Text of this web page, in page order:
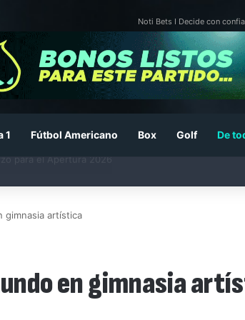
Noti Bets I Decide con
1 Fútbol Americano Box Golf De
gimnasia artística
en gimnasia